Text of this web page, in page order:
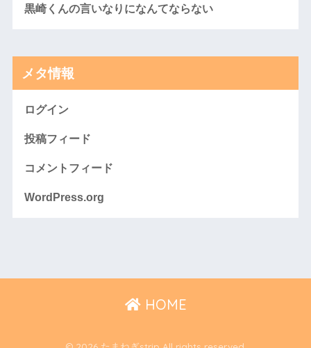
黒崎くんの言いなりになんてならない
メタ情報
ログイン
投稿フィード
コメントフィード
WordPress.org
HOME